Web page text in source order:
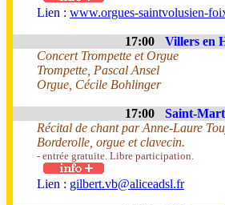
Lien : www.orgues-saintvolusien-
17:00 Villers en
Concert Trompette et Orgue
Trompette, Pascal Ansel
Orgue, Cécile Bohlinger
17:00 Saint-
Récital de chant par Anne-Laure
Borderolle, orgue et clavecin.
- entrée gratuite. Libre participation.
Lien : gilbert.vb@aliceadsl.fr